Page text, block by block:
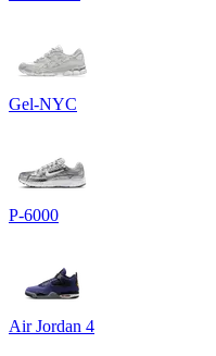
Gel-NYC
P-6000
Air Jordan 4